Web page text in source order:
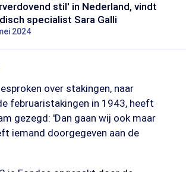
stil' in Nederland, vindt
specialist Sara Galli
2024
over stakingen, naar
februaristakingen in 1943, heeft
gezegd: 'Dan gaan wij ook maar
iemand doorgegeven aan de